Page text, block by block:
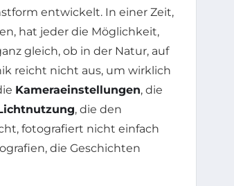
entwickelt. In einer Zeit,
hat jeder die Möglichkeit,
gleich, ob in der Natur, auf
reicht nicht aus, um wirklich
Kameraeinstellungen, die
, die den
fotografiert nicht einfach
die Geschichten